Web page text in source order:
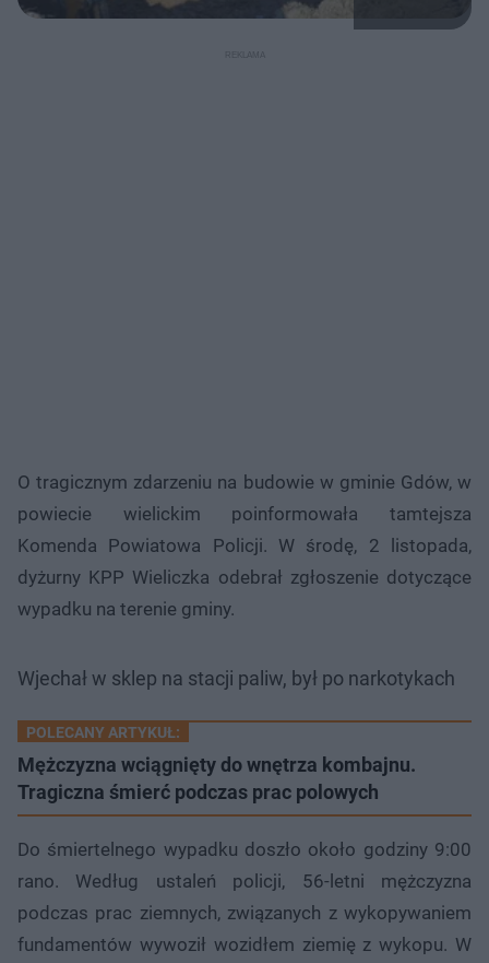
O tragicznym zdarzeniu na budowie w gminie Gdów, w
powiecie wielickim poinformowała tamtejsza
Komenda Powiatowa Policji. W środę, 2 listopada,
dyżurny KPP Wieliczka odebrał zgłoszenie dotyczące
wypadku na terenie gminy.
Wjechał w sklep na stacji paliw, był po narkotykach
POLECANY ARTYKUŁ:
Mężczyzna wciągnięty do wnętrza kombajnu.
Tragiczna śmierć podczas prac polowych
Do śmiertelnego wypadku doszło około godziny 9:00
rano. Według ustaleń policji, 56-letni mężczyzna
podczas prac ziemnych, związanych z wykopywaniem
fundamentów wywoził wozidłem ziemię z wykopu. W